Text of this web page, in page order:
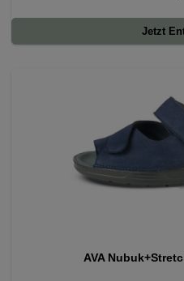
Jetzt
AVA